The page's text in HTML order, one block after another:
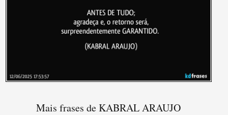
Mais frases de KABRAL ARAUJO